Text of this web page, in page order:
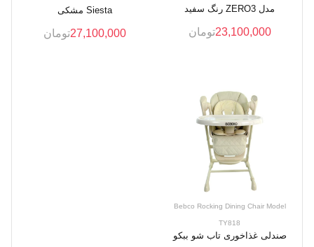
مدل ZERO3 رنگ سفید
23,100,000تومان
Siesta مشکی
27,100,000تومان
Bebco Rocking Dining Chair Model
TY818
صندلی غذاخوری تاب شو ببکو